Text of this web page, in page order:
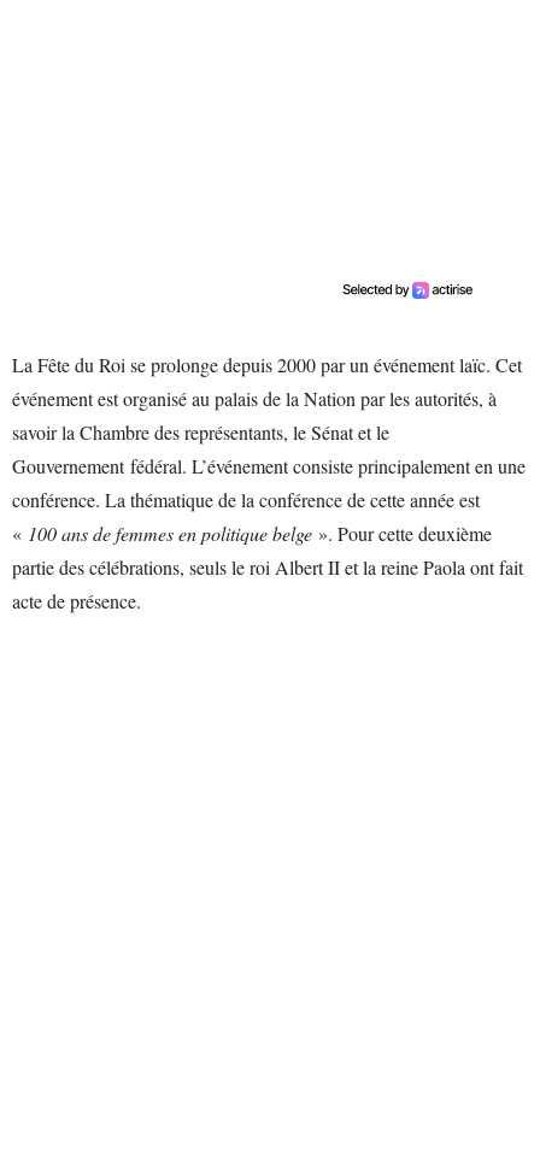
La Fête du Roi se prolonge depuis 2000 par un événement laïc. Cet
événement est organisé au palais de la Nation par les autorités, à
savoir la Chambre des représentants, le Sénat et le
Gouvernement fédéral. L’événement consiste principalement en une
conférence. La thématique de la conférence de cette année est
« 100 ans de femmes en politique belge ». Pour cette deuxième
partie des célébrations, seuls le roi Albert II et la reine Paola ont fait
acte de présence.